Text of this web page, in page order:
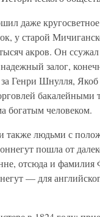
даже
у старой
акров. Он
залог,
Генри Шнулля,
богатым человеком.
также людьми с
пошла от
отсюда и
— для